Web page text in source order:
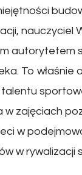
nauczyciel
autorytetem
To właśnie
zajęciach
w
w rywalizacji